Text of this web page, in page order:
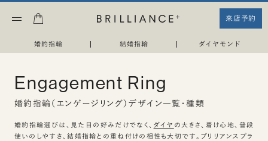
来店予約
婚約指輪 | 結婚指輪 | ダイヤモンド
Engagement Ring
婚約指輪（エンゲージリング）デザイン一覧・種類
婚約指輪選びは、見た目の好みだけでなく、 ダイヤ の大きさ、着け心地、普段
使いのしやすさ、結婚指輪との重ね付けの相性も大切です。ブリリアンスプラ